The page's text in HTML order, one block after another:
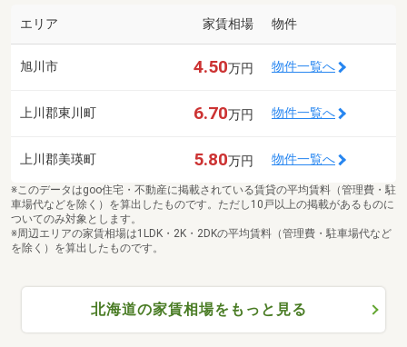
エリア 家賃相場 物件
旭川市 4.50万円 物件一覧へ
上川郡東川町 6.70万円 物件一覧へ
上川郡美瑛町 5.80万円 物件一覧へ
※このデータはgoo住宅・不動産に掲載されている賃貸の平均賃料（管理費・駐
車場代などを除く）を算出したものです。ただし10戸以上の掲載があるものに
ついてのみ対象とします。
※周辺エリアの家賃相場は1LDK・2K・2DKの平均賃料（管理費・駐車場代など
を除く）を算出したものです。
北海道の家賃相場をもっと見る